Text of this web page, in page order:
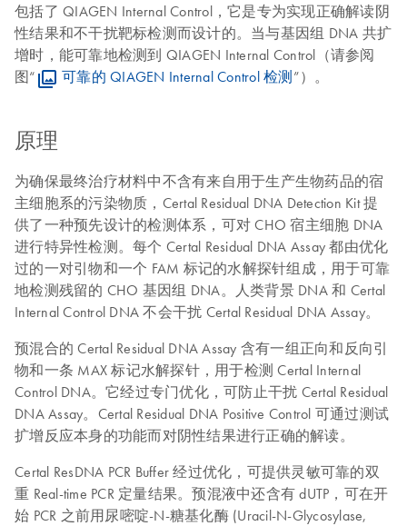
包括了 QIAGEN Internal Control，它是专为实现正确解读阴
性结果和不干扰靶标检测而设计的。当与基因组 DNA 共扩
增时，能可靠地检测到 QIAGEN Internal Control（请参阅
图“
可靠的 QIAGEN Internal Control 检测”）。
原理
为确保最终治疗材料中不含有来自用于生产生物药品的宿
主细胞系的污染物质，Certal Residual DNA Detection Kit 提
供了一种预先设计的检测体系，可对 CHO 宿主细胞 DNA
进行特异性检测。每个 Certal Residual DNA Assay 都由优化
过的一对引物和一个 FAM 标记的水解探针组成，用于可靠
地检测残留的 CHO 基因组 DNA。人类背景 DNA 和 Certal
Internal Control DNA 不会干扰 Certal Residual DNA Assay。
预混合的 Certal Residual DNA Assay 含有一组正向和反向引
物和一条 MAX 标记水解探针，用于检测 Certal Internal
Control DNA。它经过专门优化，可防止干扰 Certal Residual
DNA Assay。Certal Residual DNA Positive Control 可通过测试
扩增反应本身的功能而对阴性结果进行正确的解读。
Certal ResDNA PCR Buffer 经过优化，可提供灵敏可靠的双
重 Real-time PCR 定量结果。预混液中还含有 dUTP，可在开
始 PCR 之前用尿嘧啶-N-糖基化酶 (Uracil-N-Glycosylase,